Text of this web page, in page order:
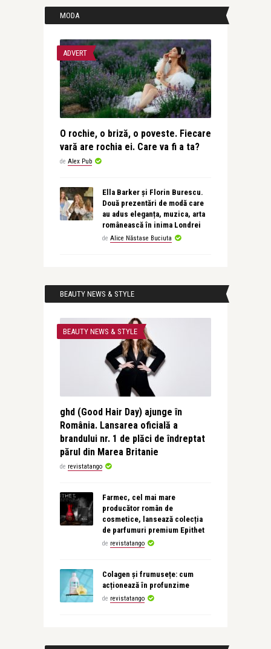
MODA
ADVERT
O rochie, o briză, o poveste. Fiecare
vară are rochia ei. Care va fi a ta?
de Alex Pub
Ella Barker și Florin Burescu.
Două prezentări de modă care
au adus eleganța, muzica, arta
românească în inima Londrei
de Alice Năstase Buciuta
BEAUTY NEWS & STYLE
BEAUTY NEWS & STYLE
ghd (Good Hair Day) ajunge în
România. Lansarea oficială a
brandului nr. 1 de plăci de îndreptat
părul din Marea Britanie
de revistatango
Farmec, cel mai mare
producător român de
cosmetice, lansează colecția
de parfumuri premium Epithet
de revistatango
Colagen și frumusețe: cum
acționează în profunzime
de revistatango